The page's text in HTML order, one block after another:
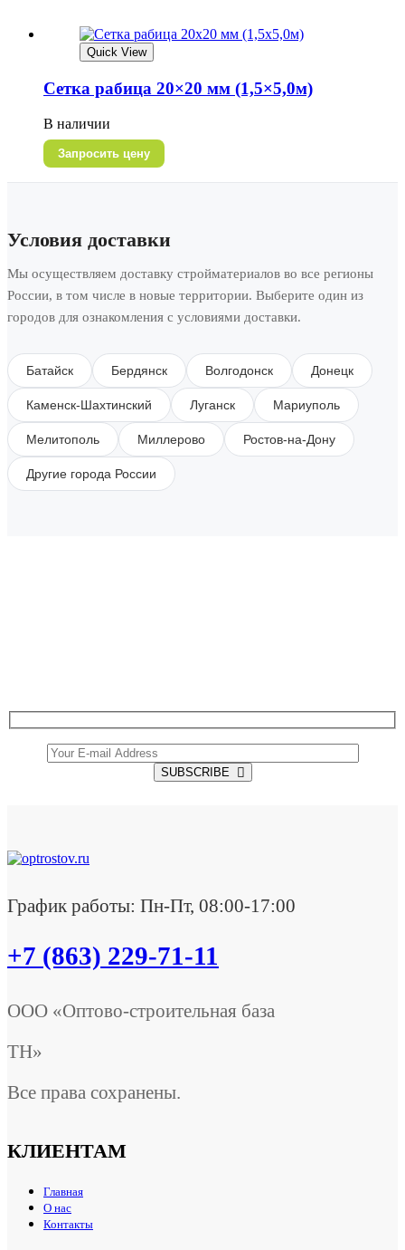
Quick View
Сетка рабица 20×20 мм (1,5×5,0м)
В наличии
Запросить цену
Условия доставки
Мы осуществляем доставку стройматериалов во все регионы
России, в том числе в новые территории. Выберите один из
городов для ознакомления с условиями доставки.
Батайск Бердянск Волгодонск Донецк
Каменск-Шахтинский Луганск Мариуполь
Мелитополь Миллерово Ростов-на-Дону
Другие города России
SUBSCRIBE
График работы: Пн-Пт, 08:00-17:00
+7 (863) 229-71-11
ООО «Оптово-строительная база
ТН»
Все права сохранены.
КЛИЕНТАМ
Главная
О нас
Контакты